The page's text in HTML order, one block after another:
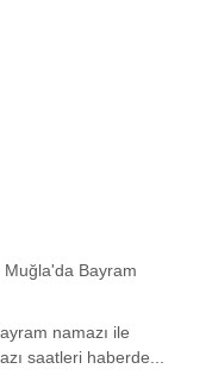
Muğla'da Bayram
namazı ile
saatleri haberde...